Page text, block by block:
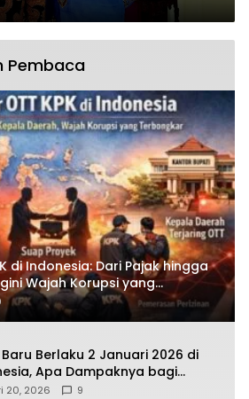
Pembaca
di Indonesia: Dari Pajak hingga
Wajah Korupsi yang
Baru Berlaku 2 Januari 2026 di
Apa Dampaknya bagi
Warga? Ini Aturan Kunci
20, 2026 9